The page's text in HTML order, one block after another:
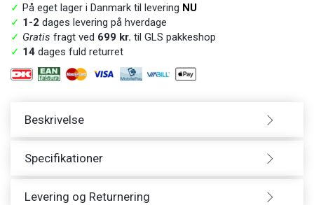
✓ På eget lager i Danmark til levering NU
✓ 1-2 dages levering på hverdage
✓ Gratis fragt ved 699 kr. til GLS pakkeshop
✓ 14 dages fuld returret
Beskrivelse
Specifikationer
Levering og Returnering